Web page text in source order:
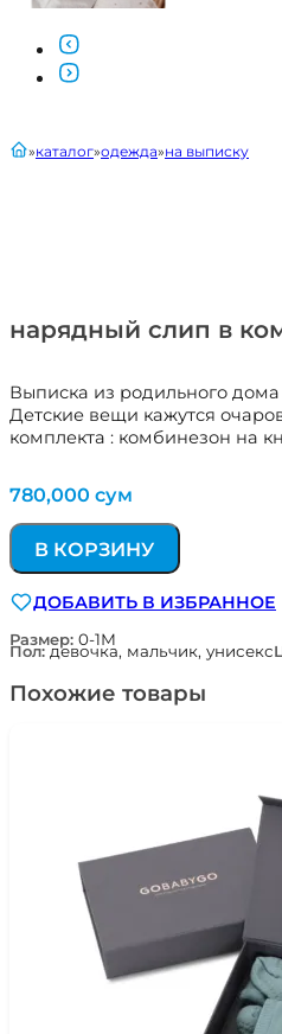
нарядный слип в
Выписка из родильного
Детские вещи кажутся
комплекта : комбинезон на
главнаякаталог одежда на выписку
780,000 сум
В КОРЗИНУ
ДОБАВИТЬ В ИЗБРАННОЕ
Размер: 0-1М
Пол:девочка, мальчик, унисекс
Похожие товары